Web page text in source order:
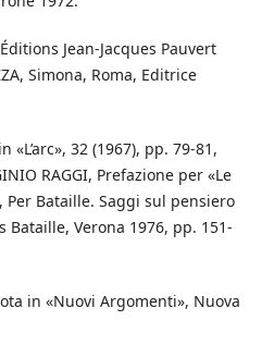
Jean-Jacques Pauvert
Simona, Roma, Editrice
32 (1967), pp. 79-81,
RAGGI, Prefazione per «Le
Per Bataille. Saggi sul pensiero
Verona 1976, pp. 151-
in «Nuovi Argomenti», Nuova